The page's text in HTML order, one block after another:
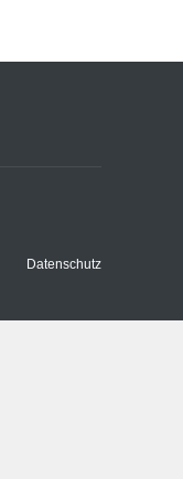
Datenschutz